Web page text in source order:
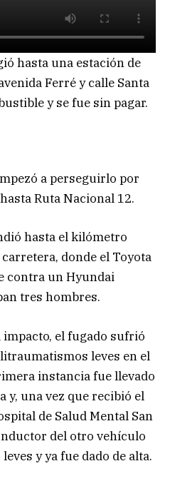
hasta una estación de
Ferré y calle Santa
y se fue sin pagar.
a perseguirlo por
Ruta Nacional 12.
hasta el kilómetro
donde el Toyota
contra un Hyundai
tres hombres.
el fugado sufrió
leves en el
instancia fue llevado
y, una vez que recibió el
de Salud Mental San
del otro vehículo
y ya fue dado de alta.